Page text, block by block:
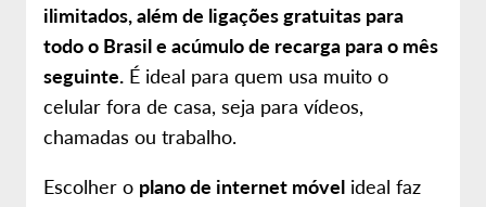
ilimitados, além de ligações gratuitas para
todo o Brasil e acúmulo de recarga para o mês
seguinte. É ideal para quem usa muito o
celular fora de casa, seja para vídeos,
chamadas ou trabalho.
Escolher o plano de internet móvel ideal faz